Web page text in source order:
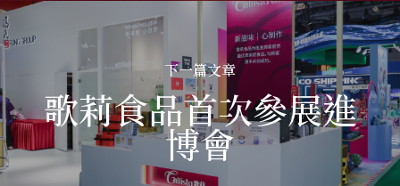
下一篇文章
歌莉食品首次參展進
博會